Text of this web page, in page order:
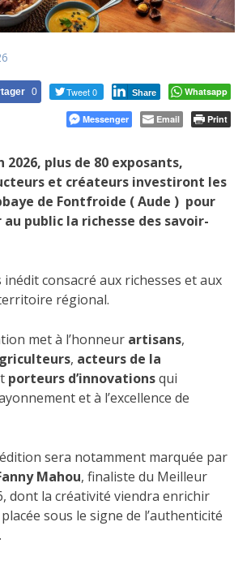
0 Tweet 0 Share Whatsapp
Messenger Email Print
2026, plus de 80 exposants,
et créateurs investiront les
de Fontfroide ( Aude ) pour
public la richesse des savoir-
consacré aux richesses et aux
régional.
met à l’honneur artisans,
, acteurs de la
porteurs d’innovationsqui
et à l’excellence de
sera notamment marquée par
Mahou, finaliste du Meilleur
dont la créativité viendra enrichir
sous le signe de l’authenticité